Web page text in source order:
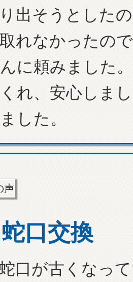
出そうとした
れなかったの
に頼みました
れ、安心しま
した。
口交換
口が古くなっ